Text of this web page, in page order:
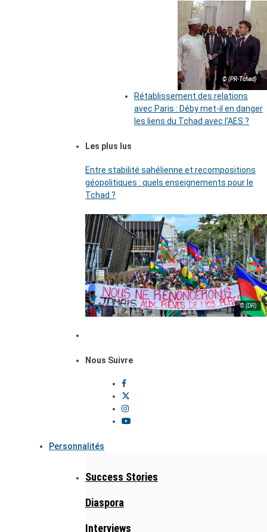
© (PR-Tchad)
Rétablissement des relations
avec Paris : Déby met-il en danger
les liens du Tchad avec l’AES ?
Les plus lus
Entre stabilité sahélienne et recompositions
géopolitiques : quels enseignements pour le
Tchad ?
© (DR)
Nous Suivre
Personnalités
Success Stories
Diaspora
Interviews